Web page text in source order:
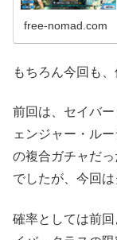
free-nomad.com
もちろん今回も
前回は、セイバ
ェンジャー・ル
の複合ガチャだ
でしたが、今回
確率としては前